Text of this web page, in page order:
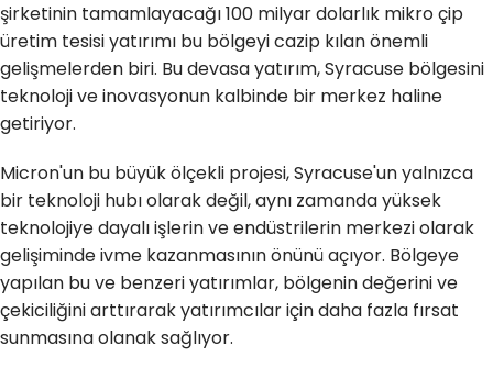
şirketinin tamamlayacağı 100 milyar dolarlık mikro çip
üretim tesisi yatırımı bu bölgeyi cazip kılan önemli
gelişmelerden biri. Bu devasa yatırım, Syracuse bölgesini
teknoloji ve inovasyonun kalbinde bir merkez haline
getiriyor.
Micron'un bu büyük ölçekli projesi, Syracuse'un yalnızca
bir teknoloji hubı olarak değil, aynı zamanda yüksek
teknolojiye dayalı işlerin ve endüstrilerin merkezi olarak
gelişiminde ivme kazanmasının önünü açıyor. Bölgeye
yapılan bu ve benzeri yatırımlar, bölgenin değerini ve
çekiciliğini arttırarak yatırımcılar için daha fazla fırsat
sunmasına olanak sağlıyor.